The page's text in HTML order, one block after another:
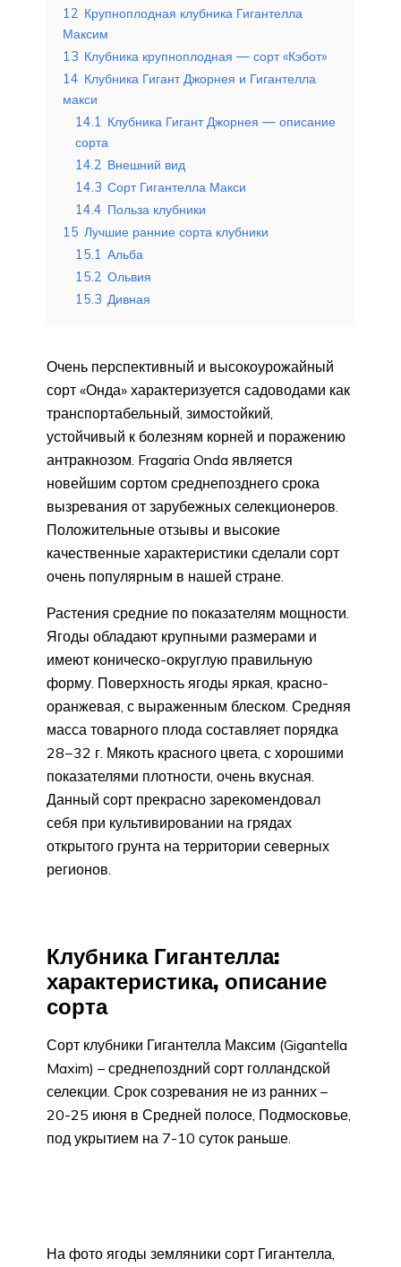
12 Крупноплодная клубника Гигантелла
Максим
13 Клубника крупноплодная — сорт «Кэбот»
14 Клубника Гигант Джорнея и Гигантелла
макси
14.1 Клубника Гигант Джорнея — описание
сорта
14.2 Внешний вид
14.3 Сорт Гигантелла Макси
14.4 Польза клубники
15 Лучшие ранние сорта клубники
15.1 Альба
15.2 Ольвия
15.3 Дивная
Очень перспективный и высокоурожайный
сорт «Онда» характеризуется садоводами как
транспортабельный, зимостойкий,
устойчивый к болезням корней и поражению
антракнозом. Fragaria Onda является
новейшим сортом среднепозднего срока
вызревания от зарубежных селекционеров.
Положительные отзывы и высокие
качественные характеристики сделали сорт
очень популярным в нашей стране.
Растения средние по показателям мощности.
Ягоды обладают крупными размерами и
имеют коническо-округлую правильную
форму. Поверхность ягоды яркая, красно-
оранжевая, с выраженным блеском. Средняя
масса товарного плода составляет порядка
28−32 г. Мякоть красного цвета, с хорошими
показателями плотности, очень вкусная.
Данный сорт прекрасно зарекомендовал
себя при культивировании на грядах
открытого грунта на территории северных
регионов.
Клубника Гигантелла:
характеристика, описание
сорта
Сорт клубники Гигантелла Максим (Gigantella
Maxim) – среднепоздний сорт голландской
селекции. Срок созревания не из ранних –
20-25 июня в Средней полосе, Подмосковье,
под укрытием на 7-10 суток раньше.
На фото ягоды земляники сорт Гигантелла,